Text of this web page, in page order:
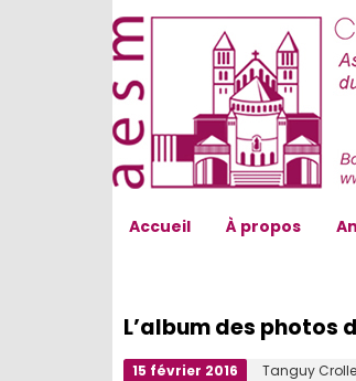
Accueil À propos
L’album des photos
15 février 2016 Tanguy